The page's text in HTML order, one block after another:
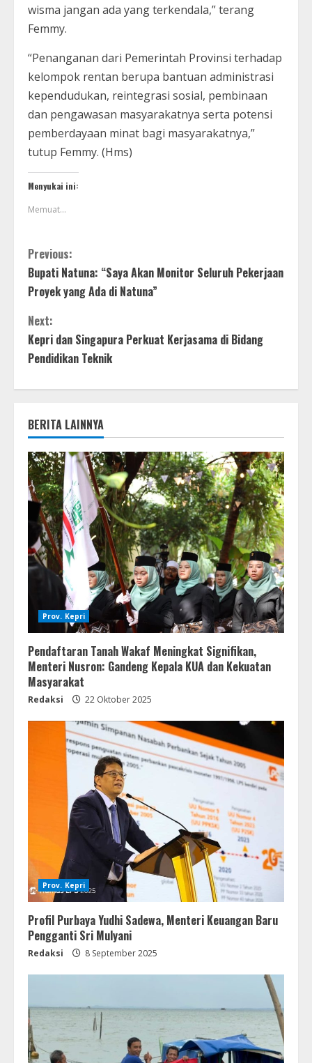
wisma jangan ada yang terkendala,” terang
Femmy.
“Penanganan dari Pemerintah Provinsi terhadap
kelompok rentan berupa bantuan administrasi
kependudukan, reintegrasi sosial, pembinaan
dan pengawasan masyarakatnya serta potensi
pemberdayaan minat bagi masyarakatnya,”
tutup Femmy. (Hms)
Menyukai ini:
Memuat...
Previous:
Bupati Natuna: “Saya Akan Monitor Seluruh Pekerjaan
Proyek yang Ada di Natuna”
Next:
Kepri dan Singapura Perkuat Kerjasama di Bidang
Pendidikan Teknik
BERITA LAINNYA
Prov. Kepri
Pendaftaran Tanah Wakaf Meningkat Signifikan,
Menteri Nusron: Gandeng Kepala KUA dan Kekuatan
Masyarakat
Redaksi 22 Oktober 2025
Prov. Kepri
Profil Purbaya Yudhi Sadewa, Menteri Keuangan Baru
Pengganti Sri Mulyani
Redaksi 8 September 2025